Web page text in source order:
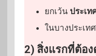
ยกเว้น ประเท
ในบางประเท
2) สิ่งแรกที่ต้อง